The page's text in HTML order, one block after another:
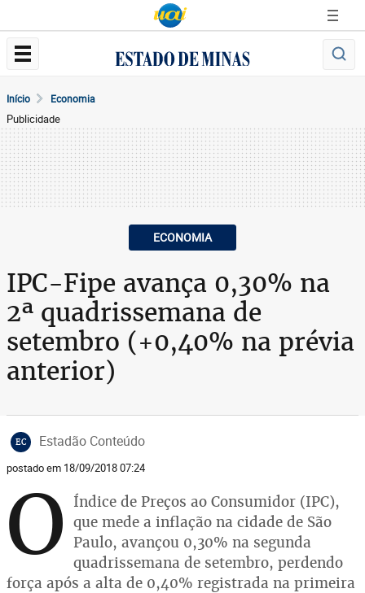
Início Economia
Publicidade
ECONOMIA
IPC-Fipe avança 0,30% na
2ª quadrissemana de
setembro (+0,40% na prévia
anterior)
EC Estadão Conteúdo
postado em 18/09/2018 07:24
O
Índice de Preços ao Consumidor (IPC),
que mede a inflação na cidade de São
Paulo, avançou 0,30% na segunda
quadrissemana de setembro, perdendo
força após a alta de 0,40% registrada na primeira